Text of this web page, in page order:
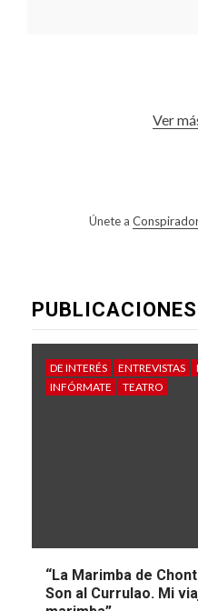
Ver
Únete a
DE INTERÉS ENTREVISTAS
INFÓRMATE
TEATRO
“La Marimba de
Son al Currulao. Mi